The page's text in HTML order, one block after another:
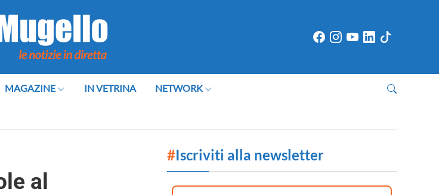
MAGAZINE IN VETRINA NETWORK
al
#Iscriviti alla newsletter